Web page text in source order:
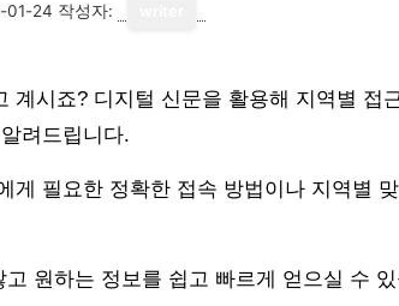
01-24 작성자:
계시죠? 디지털 신문을 활용해 지역별 접
려드립니다.
게 필요한 정확한 접속 방법이나 지역별
원하는 정보를 쉽고 빠르게 얻으실 수